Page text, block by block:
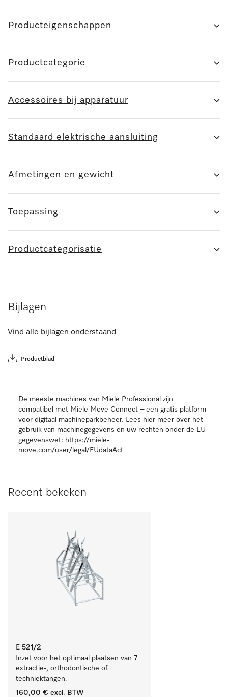
Producteigenschappen
Productcategorie
Accessoires bij apparatuur
Standaard elektrische aansluiting
Afmetingen en gewicht
Toepassing
Productcategorisatie
Bijlagen
Vind alle bijlagen onderstaand
Productblad
De meeste machines van Miele Professional zijn
compatibel met Miele Move Connect – een gratis platform
voor digitaal machineparkbeheer. Lees hier meer over het
gebruik van machinegegevens en uw rechten onder de EU-
gegevenswet: https://miele-
move.com/user/legal/EUdataAct
Recent bekeken
E 521/2
Inzet voor het optimaal plaatsen van 7
extractie-, orthodontische of
techniektangen.
160,00 € excl. BTW